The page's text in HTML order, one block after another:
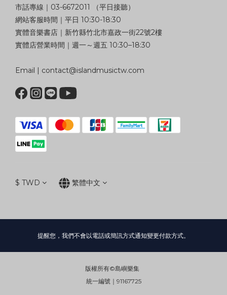
市話專線｜03-6672011 （平日接聽）
網站客服時間｜平日 10:30-18:30
實體音樂書店｜新竹縣竹北市嘉政一街22號2樓
實體店營業時間｜週一～週五 10:30–18:30
Email | contact@islandmusictw.com
$ TWD 繁體中文
提醒您，我們不會以電話或簡訊方式通知變更付款方式。
版權所有©島嶼樂集
統一編號｜91167725